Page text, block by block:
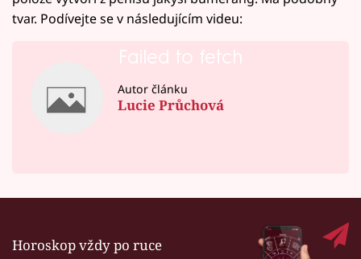
tvar. Podívejte se v následujícím videu:
Failed to fetch
Autor článku
Lucie Průchová
Horoskop vždy po ruce